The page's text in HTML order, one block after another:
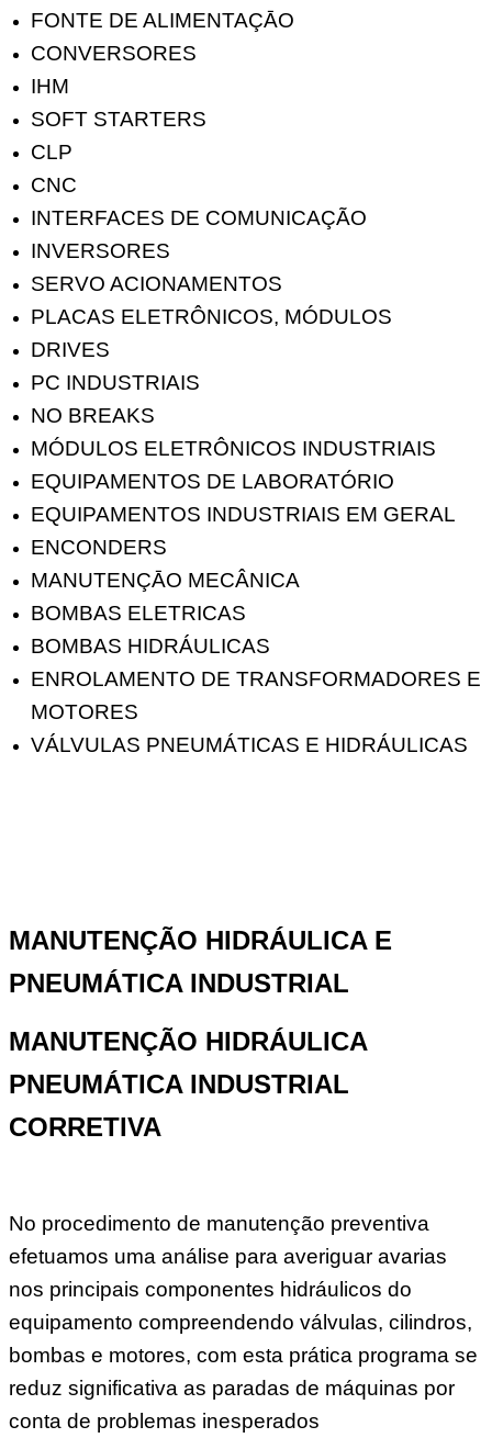
FONTE DE ALIMENTAÇĀO
CONVERSORES
IHM
SOFT STARTERS
CLP
CNC
INTERFACES DE COMUNICAÇÃO
INVERSORES
SERVO ACIONAMENTOS
PLACAS ELETRÔNICOS, MÓDULOS
DRIVES
PC INDUSTRIAIS
NO BREAKS
MÓDULOS ELETRÔNICOS INDUSTRIAIS
EQUIPAMENTOS DE LABORATÓRIO
EQUIPAMENTOS INDUSTRIAIS EM GERAL
ENCONDERS
MANUTENÇĀO MECÂNICA
BOMBAS ELETRICAS
BOMBAS HIDRÁULICAS
ENROLAMENTO DE TRANSFORMADORES E
MOTORES
VÁLVULAS PNEUMÁTICAS E HIDRÁULICAS
MANUTENÇÃO HIDRÁULICA E
PNEUMÁTICA INDUSTRIAL
MANUTENÇÃO HIDRÁULICA
PNEUMÁTICA INDUSTRIAL
CORRETIVA
No procedimento de manutenção preventiva
efetuamos uma análise para averiguar avarias
nos principais componentes hidráulicos do
equipamento compreendendo válvulas, cilindros,
bombas e motores, com esta prática programa se
reduz significativa as paradas de máquinas por
conta de problemas inesperados